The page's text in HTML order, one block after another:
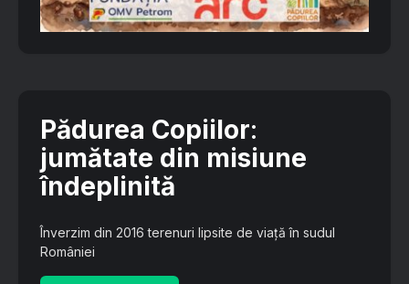
Pădurea Copiilor:
jumătate din misiune
îndeplinită
Înverzim din 2016 terenuri lipsite de viață în sudul
României